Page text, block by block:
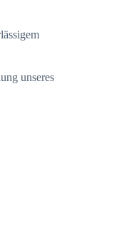
unseres